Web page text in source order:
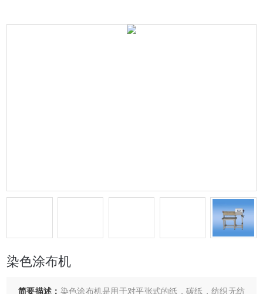
染色涂布机
简要描述： 染色涂布机是用于对平张式的纸，碳纸，纺织无纺